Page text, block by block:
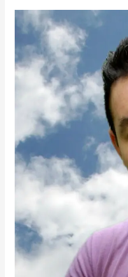
ADIÓS
UN
GRAN
PRODUCTOR
AUDIOVISUAL
LUCAS
PRADA.
LA
PRENSA
DE
CASANARE
DESPIDE.